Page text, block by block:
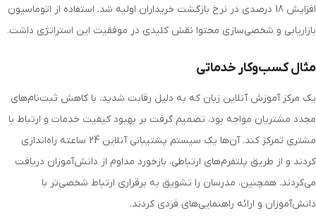
افزایش 18 درصدی در نرخ بازگشت خریداران اولیه شد. استفاده از اتوماسیون
بازاریابی و شخصی‌سازی محتوا نقش کلیدی در موفقیت این استراتژی داشت.
مثال کسب‌وکار خدماتی
یک مرکز آموزش آنلاین زبان که به دلیل رقابت شدید، با کاهش ثبت‌نام‌های
مجدد مشتریان مواجه بود، تصمیم گرفت بر بهبود کیفیت خدمات و ارتباط با
مشتری تمرکز کند. آن‌ها یک سیستم پشتیبانی آنلاین 24 ساعته راه‌اندازی
کردند و از طریق پلتفرم‌های ارتباطی، بازخورد مداوم از دانش‌آموزان دریافت
می‌کردند. همچنین، مدرسان را تشویق به برقراری ارتباط شخصی‌تر با
دانش‌آموزان و ارائه راهنمایی‌های فردی کردند.